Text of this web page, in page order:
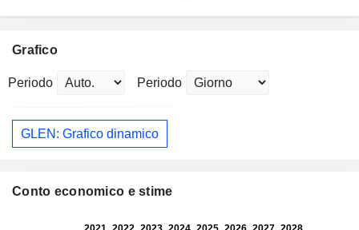
Grafico
Periodo Periodo
GLEN: Grafico dinamico
Conto economico e stime